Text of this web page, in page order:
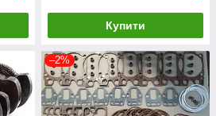
Купити
–2%